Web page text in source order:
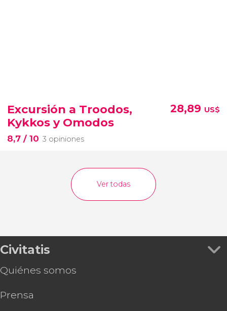
Excursión a Troodos,
Kykkos y Omodos
8,7 / 10 3 opiniones
28,89 US$
Ver todas
Civitatis
Quiénes somos
Prensa